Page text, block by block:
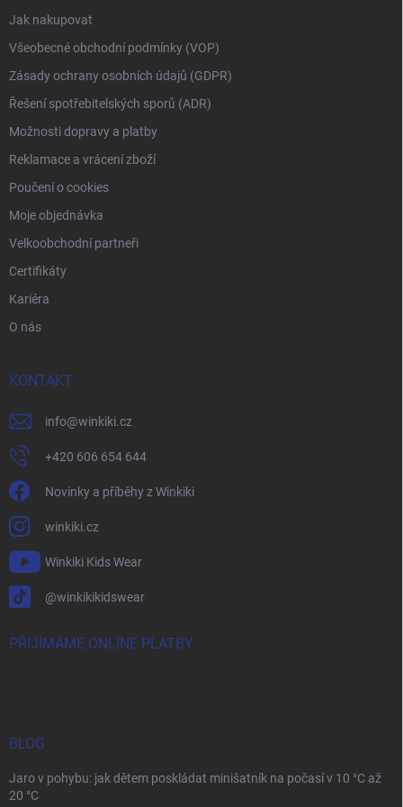
Jak nakupovat
Všeobecné obchodní podmínky (VOP)
Zásady ochrany osobních údajů (GDPR)
Řešení spotřebitelských sporů (ADR)
Možnosti dopravy a platby
Reklamace a vrácení zboží
Poučení o cookies
Moje objednávka
Velkoobchodní partneři
Certifikáty
Kariéra
O nás
KONTAKT
info@winkiki.cz
+420 606 654 644
Novinky a příběhy z Winkiki
winkiki.cz
Winkiki Kids Wear
@winkikikidswear
PŘIJÍMÁME ONLINE PLATBY
BLOG
Jaro v pohybu: jak dětem poskládat minišatník na počasí v 10 °C až
20 °C